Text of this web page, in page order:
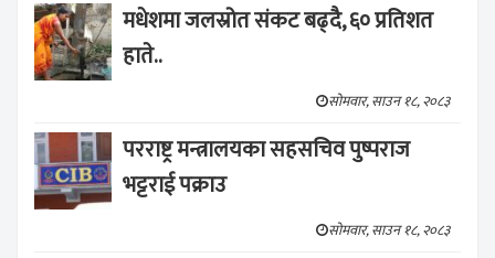
मधेशमा जलस्रोत संकट बढ्दै, ६० प्रतिशत
हाते..
सोमवार, साउन १८, २०८३
परराष्ट्र मन्त्रालयका सहसचिव पुष्पराज
भट्टराई पक्राउ
सोमवार, साउन १८, २०८३